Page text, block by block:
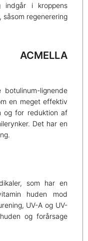
indgår i kroppens
såsom regenerering
lignende
en meget effektiv
og for reduktion af
Det har en
som har en
huden mod
UV-A og UV-
og forårsage